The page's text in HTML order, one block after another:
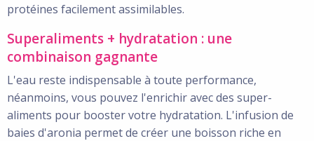
protéines facilement assimilables.
Superaliments + hydratation : une
combinaison gagnante
L'eau reste indispensable à toute performance,
néanmoins, vous pouvez l'enrichir avec des super-
aliments pour booster votre hydratation. L'infusion de
baies d'aronia permet de créer une boisson riche en